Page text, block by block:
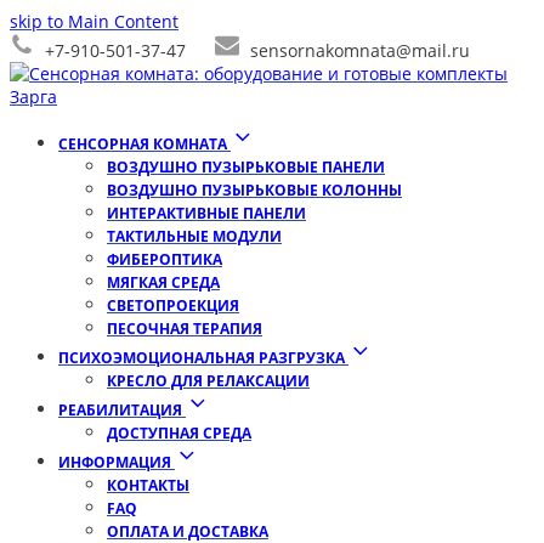
skip to Main Content
+7-910-501-37-47
sensornakomnata@mail.ru
СЕНСОРНАЯ КОМНАТА
ВОЗДУШНО ПУЗЫРЬКОВЫЕ ПАНЕЛИ
ВОЗДУШНО ПУЗЫРЬКОВЫЕ КОЛОННЫ
ИНТЕРАКТИВНЫЕ ПАНЕЛИ
ТАКТИЛЬНЫЕ МОДУЛИ
ФИБЕРОПТИКА
МЯГКАЯ СРЕДА
СВЕТОПРОЕКЦИЯ
ПЕСОЧНАЯ ТЕРАПИЯ
ПСИХОЭМОЦИОНАЛЬНАЯ РАЗГРУЗКА
КРЕСЛО ДЛЯ РЕЛАКСАЦИИ
РЕАБИЛИТАЦИЯ
ДОСТУПНАЯ СРЕДА
ИНФОРМАЦИЯ
КОНТАКТЫ
FAQ
ОПЛАТА И ДОСТАВКА